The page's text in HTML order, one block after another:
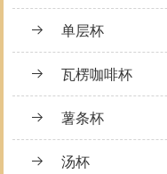
单层杯
瓦楞咖啡杯
薯条杯
汤杯